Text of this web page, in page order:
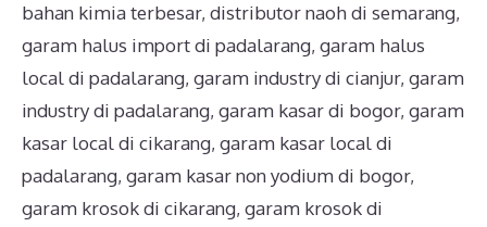
bahan kimia terbesar, distributor naoh di semarang,
garam halus import di padalarang, garam halus
local di padalarang, garam industry di cianjur, garam
industry di padalarang, garam kasar di bogor, garam
kasar local di cikarang, garam kasar local di
padalarang, garam kasar non yodium di bogor,
garam krosok di cikarang, garam krosok di